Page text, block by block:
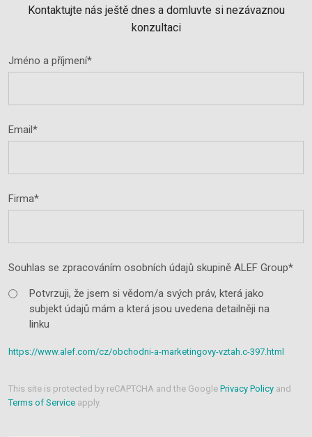
Kontaktujte nás ještě dnes a domluvte si nezávaznou
konzultaci
Jméno a příjmení*
Email*
Firma*
Souhlas se zpracováním osobních údajů skupině ALEF Group*
Potvrzuji, že jsem si vědom/a svých práv, která jako
subjekt údajů mám a která jsou uvedena detailněji na
linku
https://www.alef.com/cz/obchodni-a-marketingovy-vztah.c-397.html
This site is protected by reCAPTCHA and the Google Privacy Policy and
Terms of Service apply.